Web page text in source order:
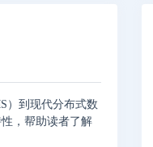
）到现代分布式数
，帮助读者了解